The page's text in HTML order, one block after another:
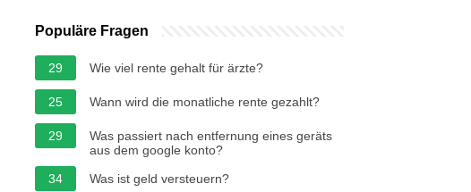
Populäre Fragen
29 Wie viel rente gehalt für ärzte?
25 Wann wird die monatliche rente gezahlt?
29
Was passiert nach entfernung eines geräts
aus dem google konto?
34
Was ist geld versteuern?